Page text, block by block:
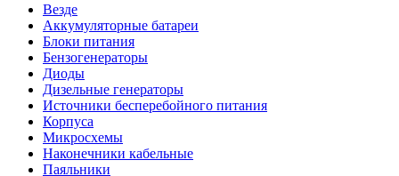
Везде
Аккумуляторные батареи
Блоки питания
Бензогенераторы
Диоды
Дизельные генераторы
Источники бесперебойного питания
Корпуса
Микросхемы
Наконечники кабельные
Паяльники